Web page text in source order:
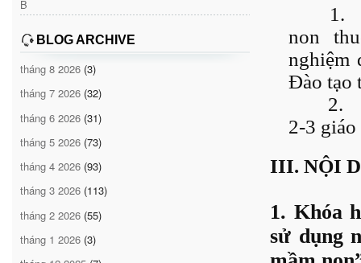
B
BLOG ARCHIVE
tháng 8 2026 (3)
tháng 7 2026 (32)
tháng 6 2026 (31)
tháng 5 2026 (73)
tháng 4 2026 (93)
tháng 3 2026 (113)
tháng 2 2026 (55)
tháng 1 2026 (3)
1.
non
nghiệm
Đào tạo
2.
2-3
III. NỘI
1. Khóa
sử dụng